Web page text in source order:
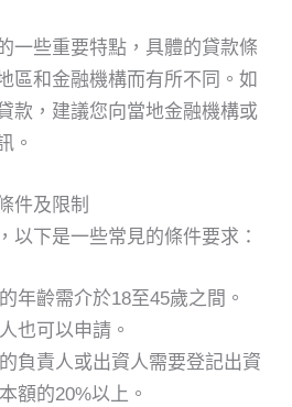
一些重要特點，具體的貸款條
區和金融機構而有所不同。如
款，建議您向當地金融機構或
。
件及限制
以下是一些常見的條件要求：
年齡需介於18至45歲之間。
也可以申請。
負責人或出資人需要登記出資
額的20%以上。